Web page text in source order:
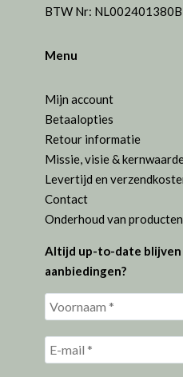
BTW Nr:
Menu
Mijn account
Betaalopties
Retour informatie
Missie, visie &
Levertijd en
Contact
Onderhoud van producten
Altijd up-to-date blijven
aanbiedingen?